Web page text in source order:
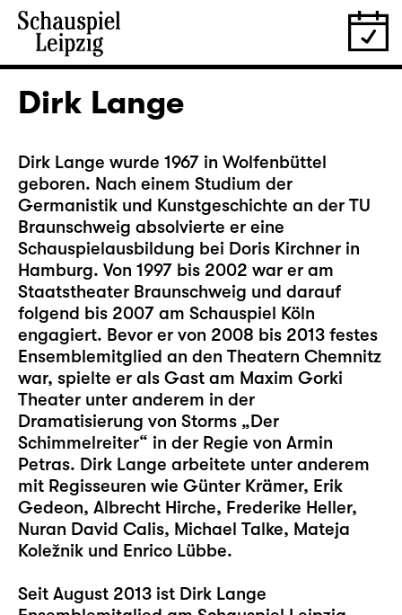
Dirk Lange
Dirk Lange wurde 1967 in Wolfenbüttel
geboren. Nach einem Studium der
Germanistik und Kunstgeschichte an der TU
Braunschweig absolvierte er eine
Schauspielausbildung bei Doris Kirchner in
Hamburg. Von 1997 bis 2002 war er am
Staatstheater Braunschweig und darauf
folgend bis 2007 am Schauspiel Köln
engagiert. Bevor er von 2008 bis 2013 festes
Ensemblemitglied an den Theatern Chemnitz
war, spielte er als Gast am Maxim Gorki
Theater unter anderem in der
Dramatisierung von Storms „Der
Schimmelreiter“ in der Regie von Armin
Petras. Dirk Lange arbeitete unter anderem
mit Regisseuren wie Günter Krämer, Erik
Gedeon, Albrecht Hirche, Frederike Heller,
Nuran David Calis, Michael Talke, Mateja
Koležnik und Enrico Lübbe.
Seit August 2013 ist Dirk Lange